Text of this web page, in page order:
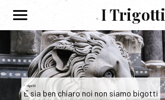
I Trigotti
I Trigotti
E sia ben chiaro noi non siamo bigotti